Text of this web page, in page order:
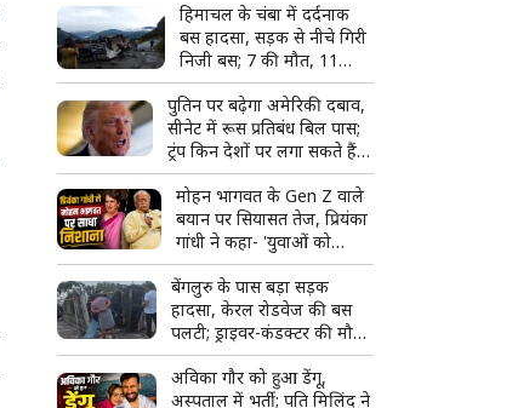
हिमाचल के चंबा में दर्दनाक
बस हादसा, सड़क से नीचे गिरी
निजी बस; 7 की मौत, 11
घायल
पुतिन पर बढ़ेगा अमेरिकी दबाव,
सीनेट में रूस प्रतिबंध बिल पास;
ट्रंप किन देशों पर लगा सकते हैं
100% टैरिफ?
मोहन भागवत के Gen Z वाले
बयान पर सियासत तेज, प्रियंका
गांधी ने कहा- 'युवाओं को
उनके...'
बेंगलुरु के पास बड़ा सड़क
हादसा, केरल रोडवेज की बस
पलटी; ड्राइवर-कंडक्टर की मौत,
20 यात्री घायल
अविका गौर को हुआ डेंगू,
अस्पताल में भर्ती; पति मिलिंद ने